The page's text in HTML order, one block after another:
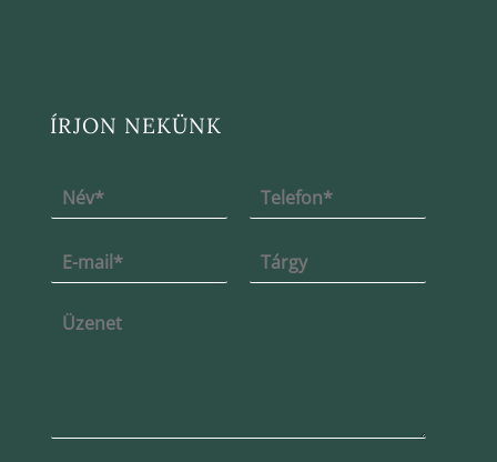
ÍRJON NEKÜNK